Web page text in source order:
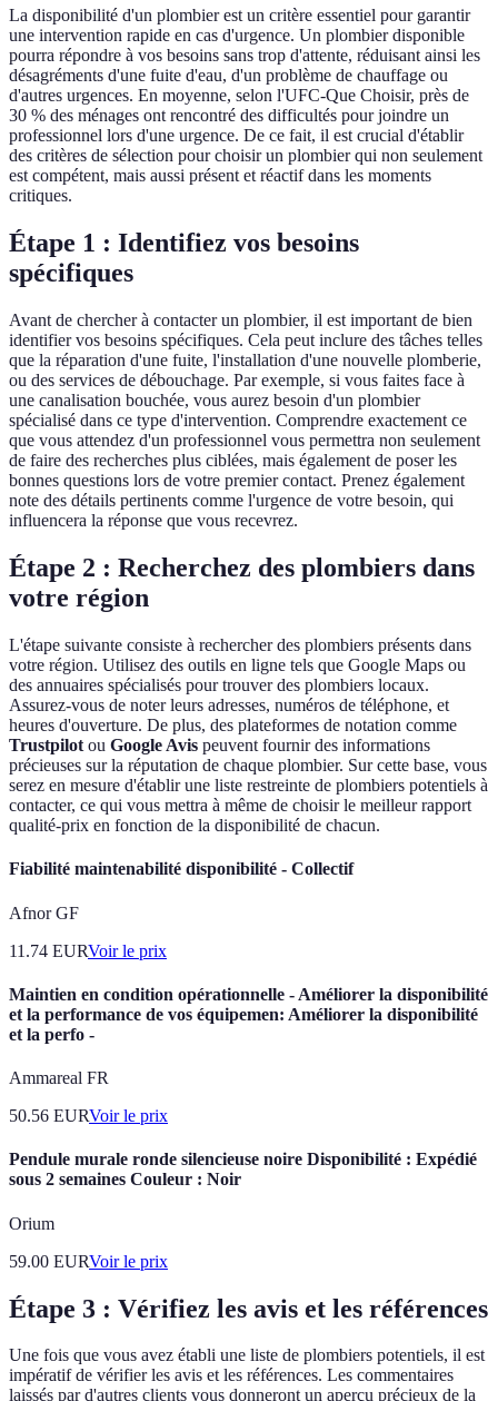
La disponibilité d'un plombier est un critère essentiel pour garantir
une intervention rapide en cas d'urgence. Un plombier disponible
pourra répondre à vos besoins sans trop d'attente, réduisant ainsi les
désagréments d'une fuite d'eau, d'un problème de chauffage ou
d'autres urgences. En moyenne, selon l'UFC-Que Choisir, près de
30 % des ménages ont rencontré des difficultés pour joindre un
professionnel lors d'une urgence. De ce fait, il est crucial d'établir
des critères de sélection pour choisir un plombier qui non seulement
est compétent, mais aussi présent et réactif dans les moments
critiques.
Étape 1 : Identifiez vos besoins
spécifiques
Avant de chercher à contacter un plombier, il est important de bien
identifier vos besoins spécifiques. Cela peut inclure des tâches telles
que la réparation d'une fuite, l'installation d'une nouvelle plomberie,
ou des services de débouchage. Par exemple, si vous faites face à
une canalisation bouchée, vous aurez besoin d'un plombier
spécialisé dans ce type d'intervention. Comprendre exactement ce
que vous attendez d'un professionnel vous permettra non seulement
de faire des recherches plus ciblées, mais également de poser les
bonnes questions lors de votre premier contact. Prenez également
note des détails pertinents comme l'urgence de votre besoin, qui
influencera la réponse que vous recevrez.
Étape 2 : Recherchez des plombiers dans
votre région
L'étape suivante consiste à rechercher des plombiers présents dans
votre région. Utilisez des outils en ligne tels que Google Maps ou
des annuaires spécialisés pour trouver des plombiers locaux.
Assurez-vous de noter leurs adresses, numéros de téléphone, et
heures d'ouverture. De plus, des plateformes de notation comme
Trustpilot ou Google Avis peuvent fournir des informations
précieuses sur la réputation de chaque plombier. Sur cette base, vous
serez en mesure d'établir une liste restreinte de plombiers potentiels à
contacter, ce qui vous mettra à même de choisir le meilleur rapport
qualité-prix en fonction de la disponibilité de chacun.
Fiabilité maintenabilité disponibilité - Collectif
Afnor GF
11.74 EURVoir le prix
Maintien en condition opérationnelle - Améliorer la disponibilité
et la performance de vos équipemen: Améliorer la disponibilité
et la perfo -
Ammareal FR
50.56 EURVoir le prix
Pendule murale ronde silencieuse noire Disponibilité : Expédié
sous 2 semaines Couleur : Noir
Orium
59.00 EURVoir le prix
Étape 3 : Vérifiez les avis et les références
Une fois que vous avez établi une liste de plombiers potentiels, il est
impératif de vérifier les avis et les références. Les commentaires
laissés par d'autres clients vous donneront un aperçu précieux de la